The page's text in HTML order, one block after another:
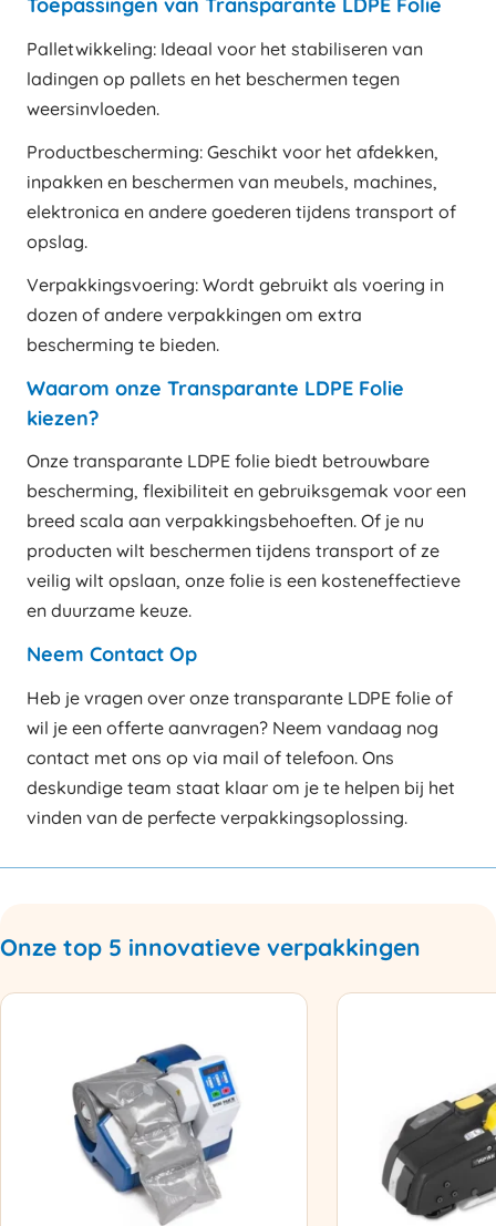
Toepassingen van Transparante LDPE Folie
Palletwikkeling: Ideaal voor het stabiliseren van
ladingen op pallets en het beschermen tegen
weersinvloeden.
Productbescherming: Geschikt voor het afdekken,
inpakken en beschermen van meubels, machines,
elektronica en andere goederen tijdens transport of
opslag.
Verpakkingsvoering: Wordt gebruikt als voering in
dozen of andere verpakkingen om extra
bescherming te bieden.
Waarom onze Transparante LDPE Folie
kiezen?
Onze transparante LDPE folie biedt betrouwbare
bescherming, flexibiliteit en gebruiksgemak voor een
breed scala aan verpakkingsbehoeften. Of je nu
producten wilt beschermen tijdens transport of ze
veilig wilt opslaan, onze folie is een kosteneffectieve
en duurzame keuze.
Neem Contact Op
Heb je vragen over onze transparante LDPE folie of
wil je een offerte aanvragen? Neem vandaag nog
contact met ons op via mail of telefoon. Ons
deskundige team staat klaar om je te helpen bij het
vinden van de perfecte verpakkingsoplossing.
Onze top 5 innovatieve verpakkingen